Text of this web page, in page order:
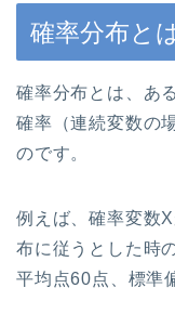
確率分布と
確率分布とは、あ
確率（連続変数の
のです。
例えば、確率変数
布に従うとした時
平均点60点、標準